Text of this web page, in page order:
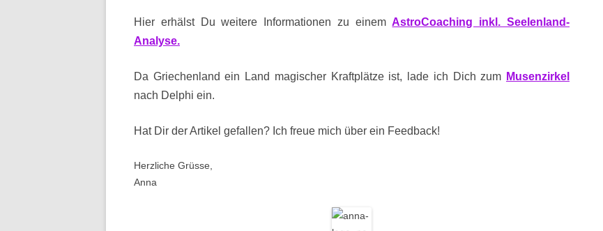
Hier erhälst Du weitere Informationen zu einemAstroCoaching inkl. Seelenland-
Analyse.
Da Griechenland ein Land magischer Kraftplätze ist, lade ich Dich zum Musenzirkel
nach Delphi ein.
Hat Dir der Artikel gefallen? Ich freue mich über ein Feedback!
Herzliche Grüsse,
Anna